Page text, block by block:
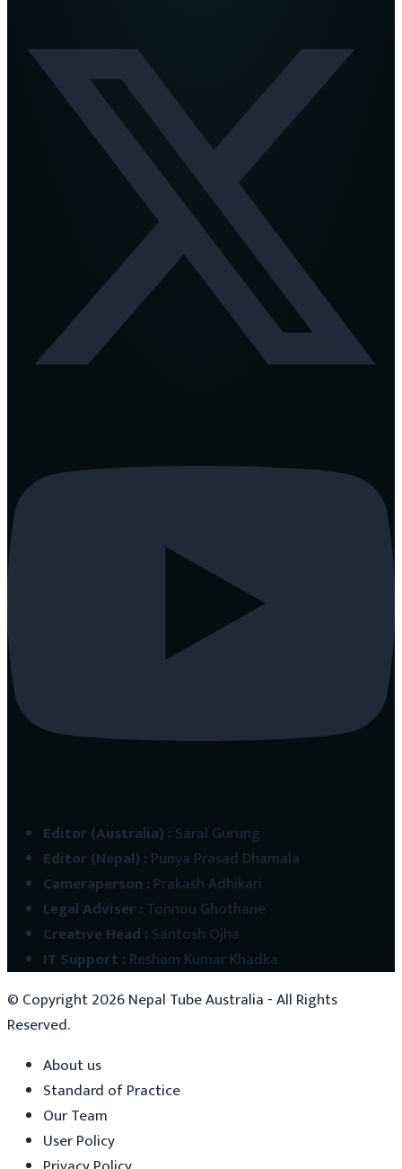
Editor (Australia) : Saral Gurung
Editor (Nepal) : Punya Prasad Dhamala
Cameraperson : Prakash Adhikari
Legal Adviser: Tonnou Ghothane
Creative Head : Santosh Ojha
IT Support : Resham Kumar Khadka
© Copyright2026Nepal Tube Australia - All Rights
Reserved.
About us
Standard of Practice
Our Team
User Policy